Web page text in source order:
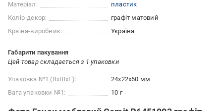
Матеріал:
пластик
Колір-декор:
графіт матовий
Країна-виробник:
Україна
Габарити пакування
Цей товар складається з 1 упаковки
Упаковка №1 (ВхШхГ):
24x22x60 мм
Вага упаковки №1:
10 г